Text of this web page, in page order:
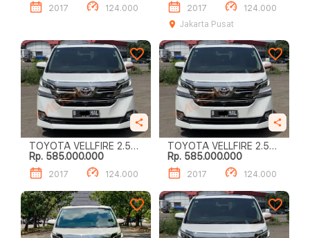
2017 124.000 2017
124.000
Jakarta Pusat
TOYOTA VELLFIRE 2.5L
G A/T
Rp. 585.000.000
2017 124.000
TOYOTA VELLFIRE 2.5L
G A/T
Rp. 585.000.000
2017 124.000